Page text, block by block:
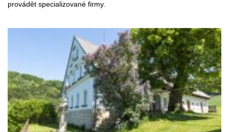
provádět specializované firmy.